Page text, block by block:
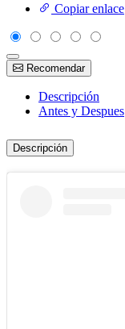
Copiar enlace
Recomendar
Descripción
Antes y Despues
Descripción